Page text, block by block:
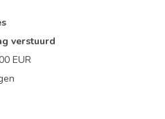
verstuurd
EUR